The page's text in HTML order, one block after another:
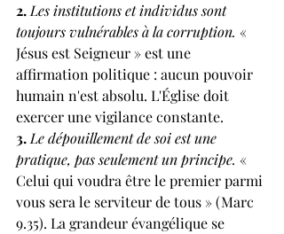
2. Les institutions et individus sont
toujours vulnérables à la corruption. «
Jésus est Seigneur » est une
affirmation politique : aucun pouvoir
humain n'est absolu. L'Église doit
exercer une vigilance constante.
3. Le dépouillement de soi est une
pratique, pas seulement un principe. «
Celui qui voudra être le premier parmi
vous sera le serviteur de tous » (Marc
9.35). La grandeur évangélique se